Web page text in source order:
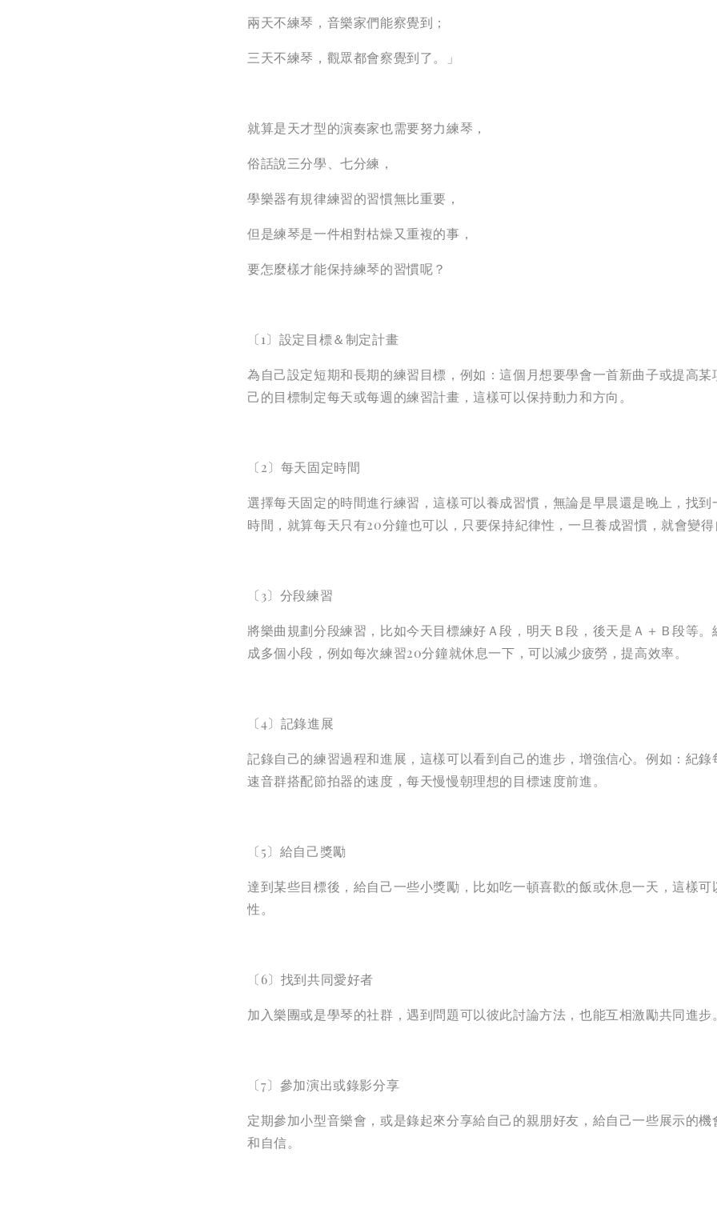
兩天不練琴，音樂家們能察覺到；
三天不練琴，觀眾都會察覺到了。」
就算是天才型的演奏家也需要努力練琴，
俗話說三分學、七分練，
學樂器有規律練習的習慣無比重要，
但是練琴是一件相對枯燥又重複的事，
要怎麼樣才能保持練琴的習慣呢？
〔1〕設定目標＆制定計畫
為自己設定短期和長期的練習目標，例如：這個月想要學會一首新曲子或提高某
己的目標制定每天或每週的練習計畫，這樣可以保持動力和方向。
〔2〕每天固定時間
選擇每天固定的時間進行練習，這樣可以養成習慣，無論是早晨還是晚上，找到
時間，就算每天只有20分鐘也可以，只要保持紀律性，一旦養成習慣，就會變得
〔3〕分段練習
將樂曲規劃分段練習，比如今天目標練好Ａ段，明天Ｂ段，後天是Ａ＋Ｂ段等。
成多個小段，例如每次練習20分鐘就休息一下，可以減少疲勞，提高效率。
〔4〕記錄進展
記錄自己的練習過程和進展，這樣可以看到自己的進步，增強信心。例如：紀錄
速音群搭配節拍器的速度，每天慢慢朝理想的目標速度前進。
〔5〕給自己獎勵
達到某些目標後，給自己一些小獎勵，比如吃一頓喜歡的飯或休息一天，這樣可
性。
〔6〕找到共同愛好者
加入樂團或是學琴的社群，遇到問題可以彼此討論方法，也能互相激勵共同進步。
〔7〕參加演出或錄影分享
定期參加小型音樂會，或是錄起來分享給自己的親朋好友，給自己一些展示的機
和自信。